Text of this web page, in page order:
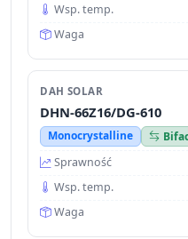
Wsp. temp.
Waga
DAH SOLAR
DHN-66Z16/DG-610
Monocrystalline
Sprawność
Wsp. temp.
Waga